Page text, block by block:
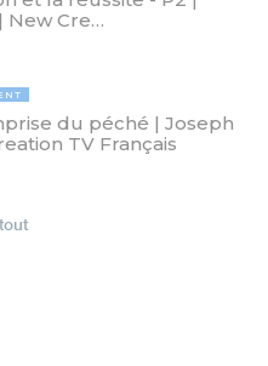
New Cre…
du péché | Joseph
TV Français